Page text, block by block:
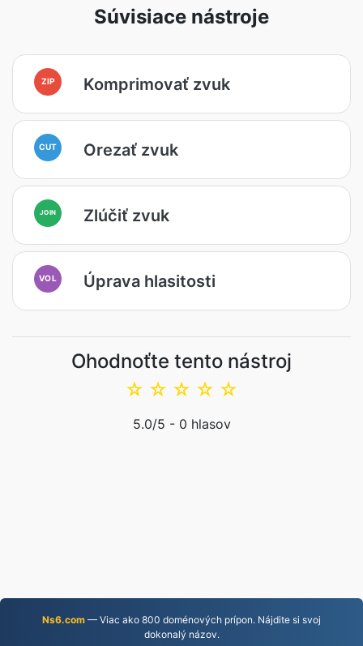
Súvisiace nástroje
ZIP Komprimovať zvuk
CUT Orezať zvuk
JOIN Zlúčiť zvuk
VOL Úprava hlasitosti
Ohodnoťte tento nástroj
☆
☆
☆
☆
☆
5.0/5 - 0 hlasov
Ns6.com — Viac ako 800 doménových prípon. Nájdite si svoj
dokonalý názov.